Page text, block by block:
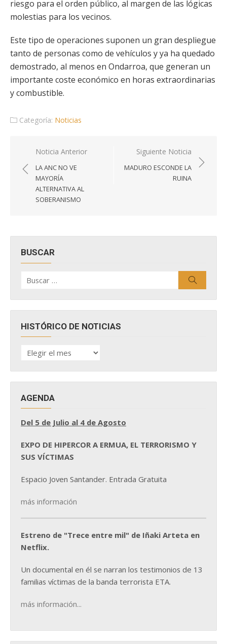
riesgo para el orden público, al margen de las lógicas
molestias para los vecinos.
Este tipo de operaciones suponen un gran despliegue
tanto de personas como de vehículos y ya ha quedado
demostrado, al menos en Ondarroa, que generan un
importante coste económico en horas extraordinarias
y combustible.
Categoría: Noticias
Navegación
de
entradas
Noticia Anterior
LA ANC NO VE
MAYORÍA
ALTERNATIVA AL
SOBERANISMO
Siguiente Noticia
MADURO ESCONDE LA
RUINA
BUSCAR
por:
HISTÓRICO DE NOTICIAS
HISTÓRICO
DE
AGENDA
Del 5 de Julio al 4 de Agosto
EXPO DE HIPERCOR A ERMUA, EL TERRORISMO Y
SUS VÍCTIMAS
Espacio Joven Santander. Entrada Gratuita
más información
Estreno de "Trece entre mil" de Iñaki Arteta en
Netflix.
Un documental en él se narran los testimonios de 13
familias víctimas de la banda terrorista ETA.
más información...